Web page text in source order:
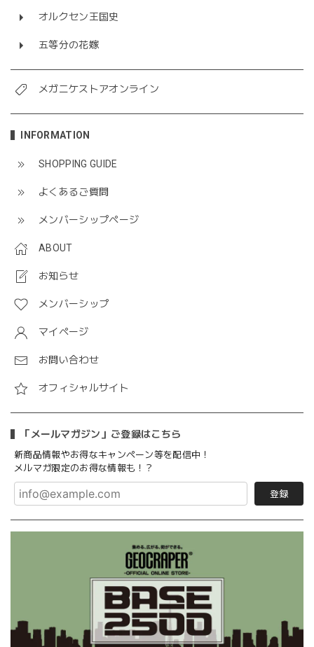
オルクセン王国史
五等分の花嫁
メガニケストアオンライン
INFORMATION
SHOPPING GUIDE
よくあるご質問
メンバーシップページ
ABOUT
お知らせ
メンバーシップ
マイページ
お問い合わせ
オフィシャルサイト
「メールマガジン」ご登録はこちら
新商品情報やお得なキャンペーン等を配信中！
メルマガ限定のお得な情報も！？
登録